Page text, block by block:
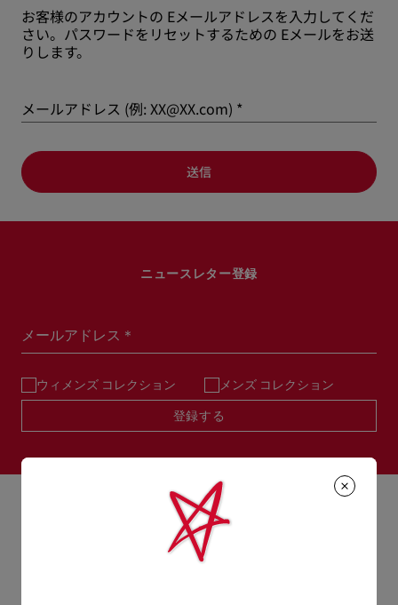
お客様のアカウントの Eメールアドレスを入力してくだ
さい。パスワードをリセットするための Eメールをお送
りします。
メールアドレス (例: XX@XX.com)
送信
ニュースレター登録
メールアドレス＊
ウィメンズ コレクション メンズ コレクション
登録する
ヘルプ
お問い合わせ
返品・交換について